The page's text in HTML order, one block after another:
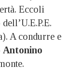
Eccoli
A condurre e
Antonino